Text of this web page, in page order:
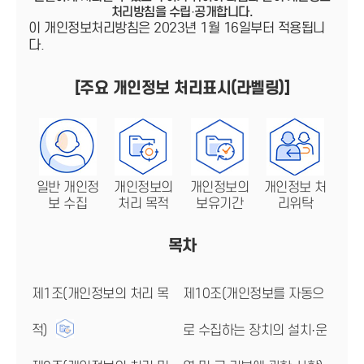
처리방침을 수립·공개합니다.
이 개인정보처리방침은 2023년 1월 16일부터 적용됩니
다.
[주요 개인정보 처리표시(라벨링)]
일반 개인정
보 수집
개인정보의
처리 목적
개인정보의
보유기간
개인정보 처
리위탁
목차
제1조(개인정보의 처리 목
적)
제10조(개인정보를 자동으
로 수집하는 장치의 설치·운